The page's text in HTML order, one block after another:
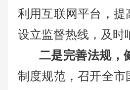
利用互联网平台，
设立监督热线，及时
二是完善法规，
制度规范，召开全市